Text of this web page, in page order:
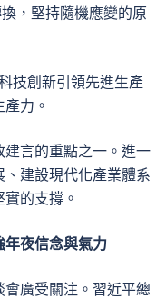
，堅持隨機應變的原
技創新引領先進生產
力。
言的重點之一。進一
建設現代化產業體系
的支撐。
年夜信念與氣力
廣受關注。習近平總